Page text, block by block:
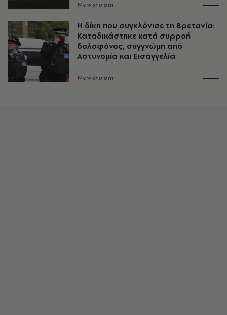
Newsroom
H δίκη που συγκλόνισε τη Βρετανία:
Καταδικάστηκε κατά συρροή
δολοφόνος, συγγνώμη από
Αστυνομία και Εισαγγελία
Newsroom